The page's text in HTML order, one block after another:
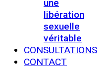
une
libération
sexuelle
véritable
CONSULTATIONS
CONTACT